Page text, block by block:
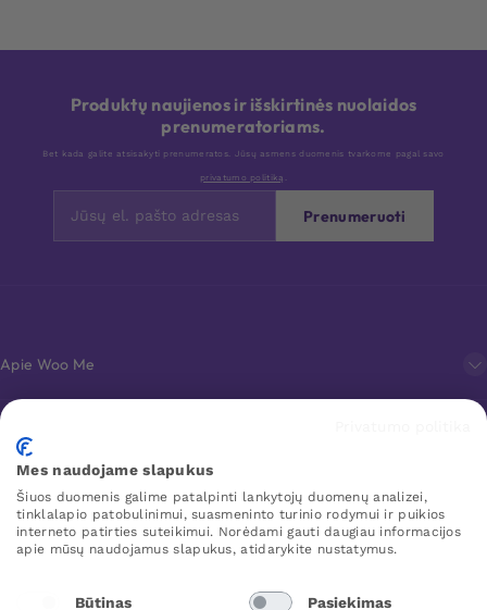
Produktų naujienos ir išskirtinės nuolaidos
prenumeratoriams.
Bet kada galite atsisakyti prenumeratos. Jūsų asmens duomenis tvarkome pagal savo
privatumo politiką .
Prenumeruoti
Apie Woo Me
Klientų aptarnavimas
Mėgstamiausi
WOO ME
Mes naudojame slapukus
Šiuos duomenis galime patalpinti lankytojų duomenų analizei,
tinklalapio patobulinimui, suasmeninto turinio rodymui ir puikios
interneto patirties suteikimui. Norėdami gauti daugiau informacijos
apie mūsų naudojamus slapukus, atidarykite nustatymus.
Būtinas Pasiekimas